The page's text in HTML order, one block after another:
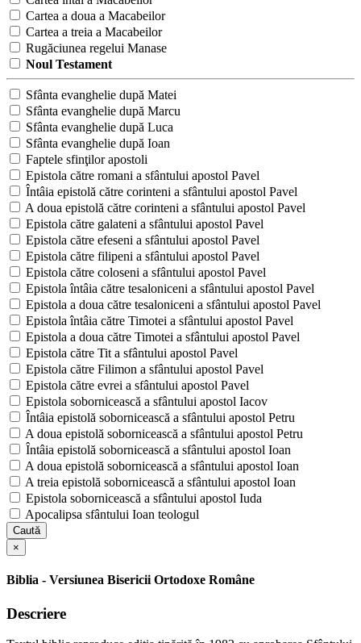
Cartea a doua a Macabeilor
Cartea a treia a Macabeilor
Rugăciunea regelui Manase
Noul Testament
Sfânta evanghelie după Matei
Sfânta evanghelie după Marcu
Sfânta evanghelie după Luca
Sfânta evanghelie după Ioan
Faptele sfinţilor apostoli
Epistola către romani a sfântului apostol Pavel
Întâia epistolă către corinteni a sfântului apostol Pavel
A doua epistolă către corinteni a sfântului apostol Pavel
Epistola către galateni a sfântului apostol Pavel
Epistola către efeseni a sfântului apostol Pavel
Epistola către filipeni a sfântului apostol Pavel
Epistola către coloseni a sfântului apostol Pavel
Epistola întâia către tesaloniceni a sfântului apostol Pavel
Epistola a doua către tesaloniceni a sfântului apostol Pavel
Epistola întâia către Timotei a sfântului apostol Pavel
Epistola a doua către Timotei a sfântului apostol Pavel
Epistola către Tit a sfântului apostol Pavel
Epistola către Filimon a sfântului apostol Pavel
Epistola către evrei a sfântului apostol Pavel
Epistola sobornicească a sfântului apostol Iacov
Întâia epistolă sobornicească a sfântului apostol Petru
A doua epistolă sobornicească a sfântului apostol Petru
Întâia epistolă sobornicească a sfântului apostol Ioan
A doua epistolă sobornicească a sfântului apostol Ioan
A treia epistolă sobornicească a sfântului apostol Ioan
Epistola sobornicească a sfântului apostol Iuda
Apocalipsa sfântului Ioan teologul
Caută
×
Biblia - Versiunea Bisericii Ortodoxe Române
Descriere